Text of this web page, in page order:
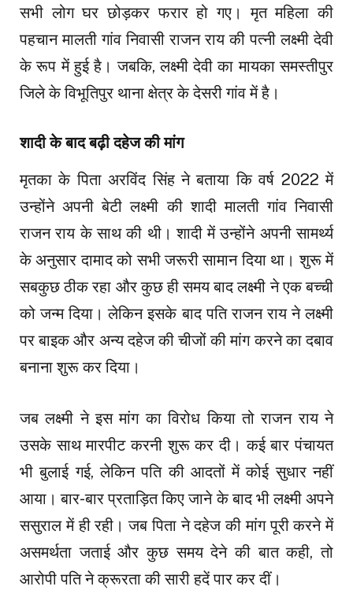
सभी लोग घर छोड़कर फरार हो गए। मृत महिला की
पहचान मालती गांव निवासी राजन राय की पत्नी लक्ष्मी देवी
के रूप में हुई है। जबकि, लक्ष्मी देवी का मायका समस्तीपुर
जिले के विभूतिपुर थाना क्षेत्र के देसरी गांव में है।
शादी के बाद बढ़ी दहेज की मांग
मृतका के पिता अरविंद सिंह ने बताया कि वर्ष 2022 में
उन्होंने अपनी बेटी लक्ष्मी की शादी मालती गांव निवासी
राजन राय के साथ की थी। शादी में उन्होंने अपनी सामर्थ्य
के अनुसार दामाद को सभी जरूरी सामान दिया था। शुरू में
सबकुछ ठीक रहा और कुछ ही समय बाद लक्ष्मी ने एक बच्ची
को जन्म दिया। लेकिन इसके बाद पति राजन राय ने लक्ष्मी
पर बाइक और अन्य दहेज की चीजों की मांग करने का दबाव
बनाना शुरू कर दिया।
जब लक्ष्मी ने इस मांग का विरोध किया तो राजन राय ने
उसके साथ मारपीट करनी शुरू कर दी। कई बार पंचायत
भी बुलाई गई, लेकिन पति की आदतों में कोई सुधार नहीं
आया। बार-बार प्रताड़ित किए जाने के बाद भी लक्ष्मी अपने
ससुराल में ही रही। जब पिता ने दहेज की मांग पूरी करने में
असमर्थता जताई और कुछ समय देने की बात कही, तो
आरोपी पति ने क्रूरता की सारी हदें पार कर दीं।